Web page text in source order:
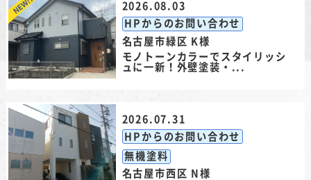
2026.08.03
HPからのお問い合わせ
名古屋市緑区 K様
モノトーンカラーでスタイリッシ
ュに一新！外壁塗装・...
2026.07.31
HPからのお問い合わせ
無機塗料
名古屋市西区 N様